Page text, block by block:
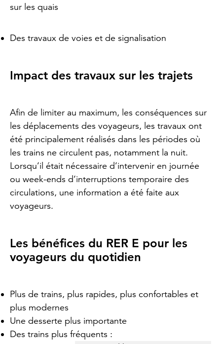
sur les quais
Des travaux de voies et de signalisation
Impact des travaux sur les trajets
Afin de limiter au maximum, les conséquences sur
les déplacements des voyageurs, les travaux ont
été principalement réalisés dans les périodes où
les trains ne circulent pas, notamment la nuit.
Lorsqu’il était nécessaire d’intervenir en journée
ou week-ends d’interruptions temporaire des
circulations, une information a été faite aux
voyageurs.
Les bénéfices du RER E pour les
voyageurs du quotidien
Plus de trains, plus rapides, plus confortables et
plus modernes
Une desserte plus importante
Des trains plus fréquents :